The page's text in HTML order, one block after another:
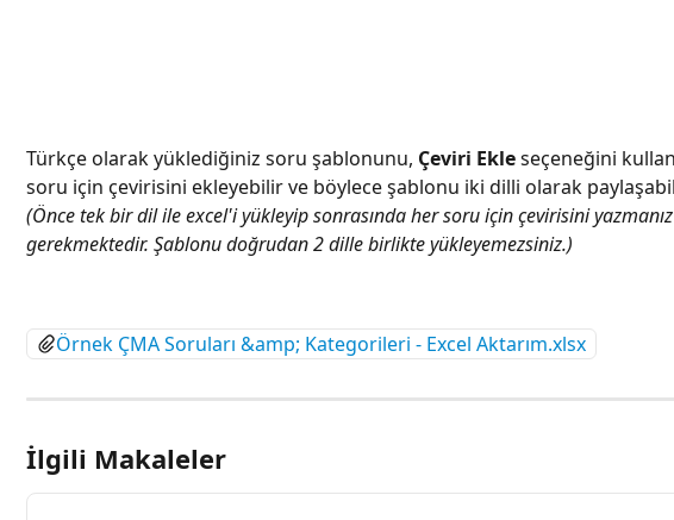
Türkçe olarak yüklediğiniz soru şablonunu, Çeviri Ekle seçeneğini
soru için çevirisini ekleyebilir ve böylece şablonu iki dilli olarak
(Önce tek bir dil ile excel'i yükleyip sonrasında her soru için çevirisini yazmanız
gerekmektedir. Şablonu doğrudan 2 dille birlikte yükleyemezsiniz.)
Örnek ÇMA Soruları &amp; Kategorileri - Excel Aktarım.xlsx
İlgili Makaleler